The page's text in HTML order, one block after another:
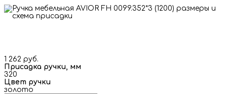
1 262 руб.
Присадка ручки, мм
320
Цвет ручки
золото